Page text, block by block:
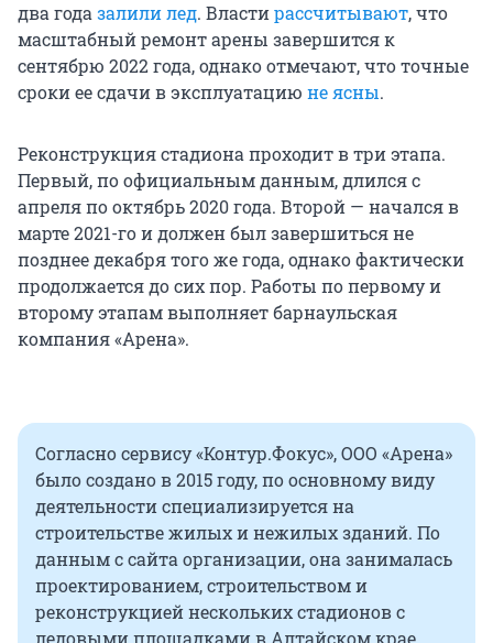
два годазалили лед. Властирассчитывают, что
масштабный ремонт арены завершится к
сентябрю 2022 года, однако отмечают, что точные
сроки ее сдачи в эксплуатацию не ясны.
Реконструкция стадиона проходит в три этапа.
Первый, по официальным данным, длился с
апреля по октябрь 2020 года. Второй — начался в
марте 2021-го и должен был завершиться не
позднее декабря того же года, однако фактически
продолжается до сих пор. Работы по первому и
второму этапам выполняет барнаульская
компания «Арена».
Согласно сервису «Контур.Фокус», ООО «Арена»
было создано в 2015 году, по основному виду
деятельности специализируется на
строительстве жилых и нежилых зданий. По
данным с сайта организации, она занималась
проектированием, строительством и
реконструкцией нескольких стадионов с